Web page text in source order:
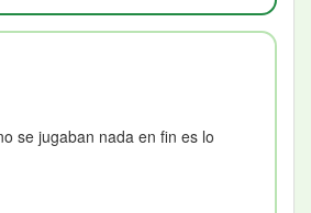
se jugaban nada en fin es lo